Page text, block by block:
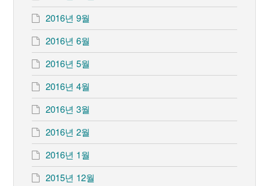
2016년 9월
2016년 6월
2016년 5월
2016년 4월
2016년 3월
2016년 2월
2016년 1월
2015년 12월